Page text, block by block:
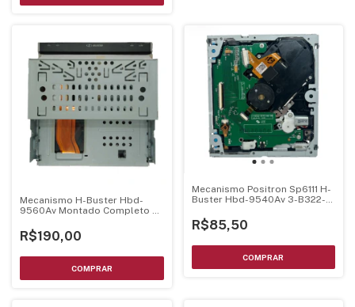
Mecanismo H-Buster Hbd-
9560Av Montado Completo C/
R$190,00
Mecanismo Positron Sp6111 H-
Buster Hbd-9540Av 3-B322-
Unidade Optica
R$85,50